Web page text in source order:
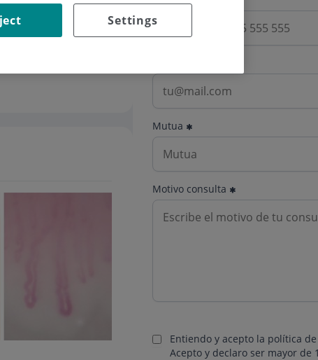
Mutua
Motivo consulta
Entiendo y acepto la política
Acepto y declaro ser mayor de
Settings